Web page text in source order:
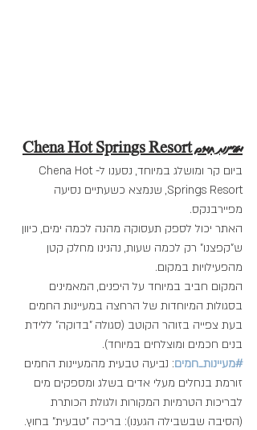
מעיינות חמים Chena Hot Springs Resort
ביום קר ומושלג במיוחד, נסענו ל-Chena Hot
Springs Resort, שנמצא כשעתיים נסיעה
מפיירבנקס.
האתר יכול לספק תעסוקה מהנה לכמה ימים, כיוון
ש"קפצנו" רק לכמה שעות, נהנינו מחלק קטן
מהפעילויות במקום.
המקום חביב במיוחד על היפנים, המאמינים
בסגולות המיוחדות של הרחצה במעיינות החמים
בעת צפייה בזוהר הקוטב (סגולה "בדוקה" ללידת
בנים חכמים ומוצלחים במיוחד).
#מעיינות_חמים: נביעה טבעית מהמעיינות החמים
זורמת בנחלים מעלי אדים בשלג ומספקים מים
לבריכות הטרמיות המקורות ולגולת הכותרת
(הסיבה שבשבילה הגענו): בריכה "טבעית" בחוץ.